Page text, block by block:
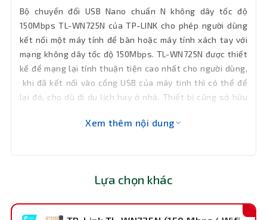
Đèn LED
báo hiệu
Chuẩn
kết nối
Wifi 4 (802.11n/g/b)
Nhiệt độ
hoạt
10%~90%
Bộ chuyển đổi USB Nano chuẩn N không dây tốc độ
150Mbps TL-WN725N của TP-LINK cho phép người dùng
kết nối một máy tính để bàn hoặc máy tính xách tay với
mạng không dây tốc độ 150Mbps. TL-WN725N được thiết
kế để mạng lại tính thuận tiện cao nhất cho người dùng,
khi đã kết nối vào cổng USB của máy tinh thì có thể để
lại đó, cho dù đi du lịch hay ở nhà. Thiết bị cũng sở hữu
Xem thêm nội dung
Lựa chọn khác